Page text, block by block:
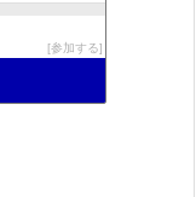
参加する